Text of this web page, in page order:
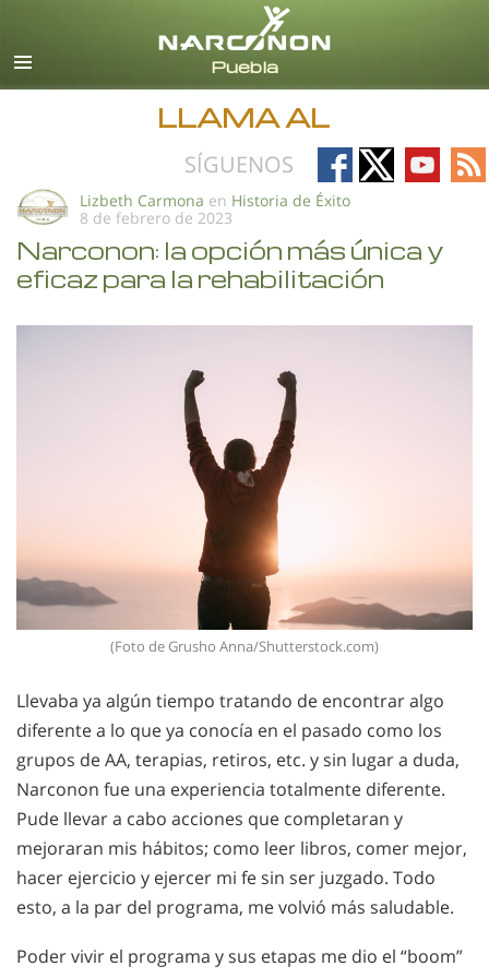
Español
Todas las Regiones/Idiomas
LLAMA AL
SÍGUENOS
Follow
on
Follow
on
Follow
on
on
Lizbeth Carmona en Historia de Éxito
8 de febrero de 2023
Narconon: la opción más única y
eficaz para la rehabilitación
(Foto de Grusho Anna/Shutterstock.com)
Llevaba ya algún tiempo tratando de encontrar algo
diferente a lo que ya conocía en el pasado como los
grupos de AA, terapias, retiros, etc. y sin lugar a duda,
Narconon fue una experiencia totalmente diferente.
Pude llevar a cabo acciones que completaran y
mejoraran mis hábitos; como leer libros, comer mejor,
hacer ejercicio y ejercer mi fe sin ser juzgado. Todo
esto, a la par del programa, me volvió más saludable.
Poder vivir el programa y sus etapas me dio el “boom”